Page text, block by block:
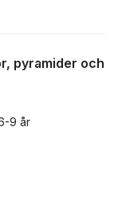
pyramider och
9 år